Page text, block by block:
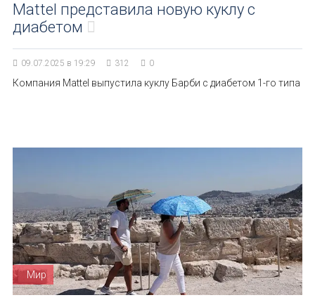
Mattel представила новую куклу с
диабетом
09.07.2025 в 19:29 312 0
Компания Mattel выпустила куклу Барби с диабетом 1-го типа
Мир